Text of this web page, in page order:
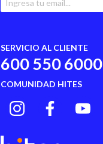
SERVICIO AL CLIENTE
600 550 6000
COMUNIDAD HITES